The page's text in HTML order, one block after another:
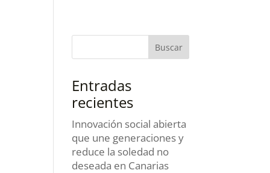
Entradas
recientes
Innovación social abierta
que une generaciones y
reduce la soledad no
deseada en Canarias